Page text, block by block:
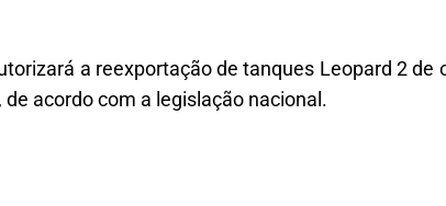
a reexportação de tanques Leopard 2
acordo com a legislação nacional.